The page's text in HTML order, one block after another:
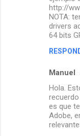
http://
NOTA:
drivers
64 bits
Manuel
Hola.
es que
Adobe,